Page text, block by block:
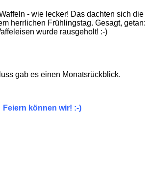
- wie lecker! Das dachten sich die
herrlichen Frühlingstag. Gesagt, getan:
wurde rausgeholt! :-)
gab es einen Monatsrückblick.
Feiern können wir! :-)